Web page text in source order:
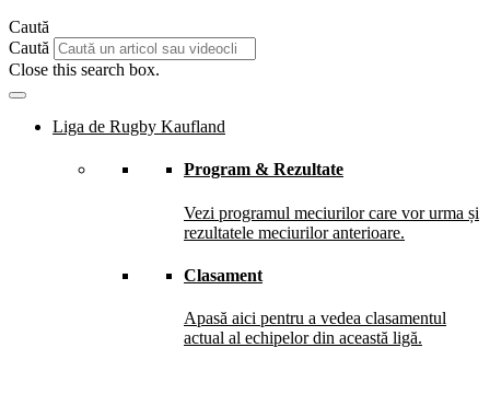
Caută
Caută
Close this search box.
Liga de Rugby Kaufland
Program & Rezultate
Vezi programul meciurilor care vor urma și
rezultatele meciurilor anterioare.
Clasament
Apasă aici pentru a vedea clasamentul
actual al echipelor din această ligă.